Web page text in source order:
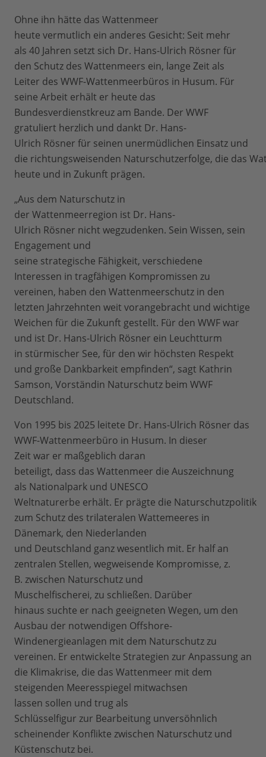
Ohne ihn hätte das Wattenmeer
heute vermutlich ein anderes Gesicht: Seit mehr
als 40 Jahren setzt sich Dr. Hans-Ulrich Rösner für
den Schutz des Wattenmeers ein, lange Zeit als
Leiter des WWF-Wattenmeerbüros in Husum. Für
seine Arbeit erhält er heute das
Bundesverdienstkreuz am Bande. Der WWF
gratuliert herzlich und dankt Dr. Hans-
Ulrich Rösner für seinen unermüdlichen Einsatz und
die richtungsweisenden Naturschutzerfolge, die das
heute und in Zukunft prägen.
„Aus dem Naturschutz in
der Wattenmeerregion ist Dr. Hans-
Ulrich Rösner nicht wegzudenken. Sein Wissen, sein
Engagement und
seine strategische Fähigkeit, verschiedene
Interessen in tragfähigen Kompromissen zu
vereinen, haben den Wattenmeerschutz in den
letzten Jahrzehnten weit vorangebracht und wichtige
Weichen für die Zukunft gestellt. Für den WWF war
und ist Dr. Hans-Ulrich Rösner ein Leuchtturm
in stürmischer See, für den wir höchsten Respekt
und große Dankbarkeit empfinden“, sagt Kathrin
Samson, Vorständin Naturschutz beim WWF
Deutschland.
Von 1995 bis 2025 leitete Dr. Hans-Ulrich Rösner das
WWF-Wattenmeerbüro in Husum. In dieser
Zeit war er maßgeblich daran
beteiligt, dass das Wattenmeer die Auszeichnung
als Nationalpark und UNESCO
Weltnaturerbe erhält. Er prägte die Naturschutzpolitik
zum Schutz des trilateralen Wattemeeres in
Dänemark, den Niederlanden
und Deutschland ganz wesentlich mit. Er half an
zentralen Stellen, wegweisende Kompromisse, z.
B. zwischen Naturschutz und
Muschelfischerei, zu schließen. Darüber
hinaus suchte er nach geeigneten Wegen, um den
Ausbau der notwendigen Offshore-
Windenergieanlagen mit dem Naturschutz zu
vereinen. Er entwickelte Strategien zur Anpassung an
die Klimakrise, die das Wattenmeer mit dem
steigenden Meeresspiegel mitwachsen
lassen sollen und trug als
Schlüsselfigur zur Bearbeitung unversöhnlich
scheinender Konflikte zwischen Naturschutz und
Küstenschutz bei.